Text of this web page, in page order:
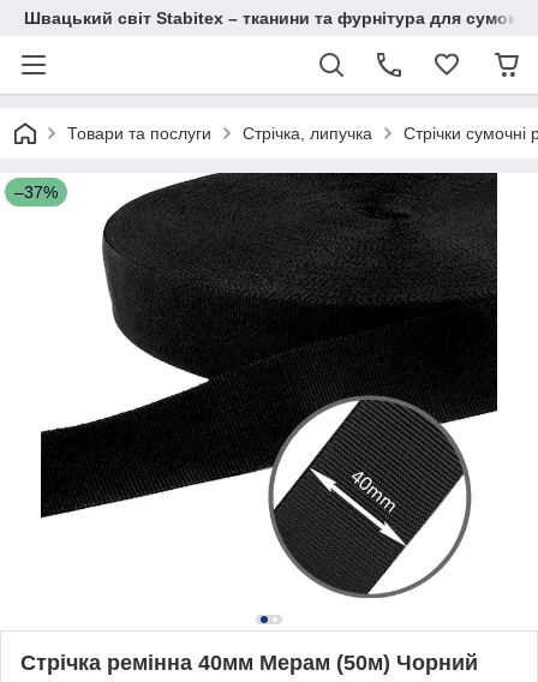
Швацький світ Stabitex – тканини та фурнітура для сумок і
Товари та послуги Стрічка, липучка Стрічки сумочні
–37%
Стрічка ремінна 40мм Мерам (50м) Чорний